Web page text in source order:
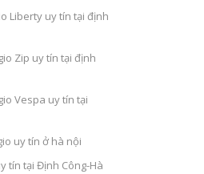
Liberty uy tín tại định
Zip uy tín tại định
Vespa uy tín tại
uy tín ở hà nội
tín tại Định Công-Hà